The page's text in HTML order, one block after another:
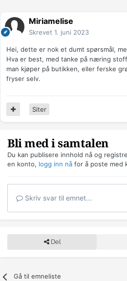
Miriamelise
Skrevet 1. juni 2023
Hei, dette er nok et dumt spørsmål,
Hva er best, med tanke på næring
man kjøper på butikken, eller ferske
fryser selv.
Siter
Bli med i samtalen
Du kan publisere innhold nå og
en konto, logg inn nå for å poste med
Skriv svar til emnet...
Del
Gå til emneliste